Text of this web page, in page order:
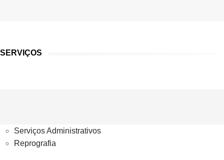
SERVIÇOS
Serviços Administrativos
Reprografia